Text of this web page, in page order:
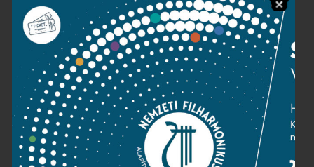
Sajtószoba
Adatvédelem
Impresszum
NEMZETI